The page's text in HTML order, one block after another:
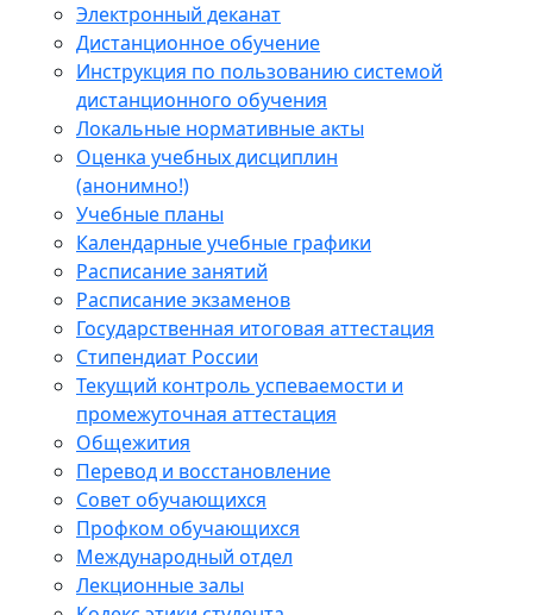
Электронный деканат
Дистанционное обучение
Инструкция по пользованию системой
дистанционного обучения
Локальные нормативные акты
Оценка учебных дисциплин
(анонимно!)
Учебные планы
Календарные учебные графики
Расписание занятий
Расписание экзаменов
Государственная итоговая аттестация
Стипендиат России
Текущий контроль успеваемости и
промежуточная аттестация
Общежития
Перевод и восстановление
Совет обучающихся
Профком обучающихся
Международный отдел
Лекционные залы